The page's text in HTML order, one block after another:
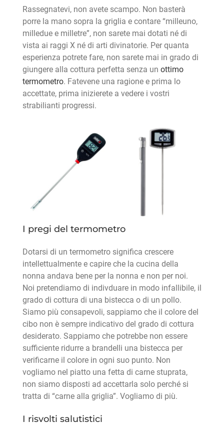
Rassegnatevi, non avete scampo. Non basterà
porre la mano sopra la griglia e contare “milleuno,
milledue e milletre”, non sarete mai dotati né di
vista ai raggi X né di arti divinatorie. Per quanta
esperienza potrete fare, non sarete mai in grado di
giungere alla cottura perfetta senza un ottimo
termometro. Fatevene una ragione e prima lo
accettate, prima inizierete a vedere i vostri
strabilianti progressi.
I pregi del termometro
Dotarsi di un termometro significa crescere
intellettualmente e capire che la cucina della
nonna andava bene per la nonna e non per noi.
Noi pretendiamo di indivduare in modo infallibile, il
grado di cottura di una bistecca o di un pollo.
Siamo più consapevoli, sappiamo che il colore del
cibo non è sempre indicativo del grado di cottura
desiderato. Sappiamo che potrebbe non essere
sufficiente ridurre a brandelli una bistecca per
verificarne il colore in ogni suo punto. Non
vogliamo nel piatto una fetta di carne stuprata,
non siamo disposti ad accettarla solo perché si
tratta di “carne alla griglia”. Vogliamo di più.
I risvolti salutistici